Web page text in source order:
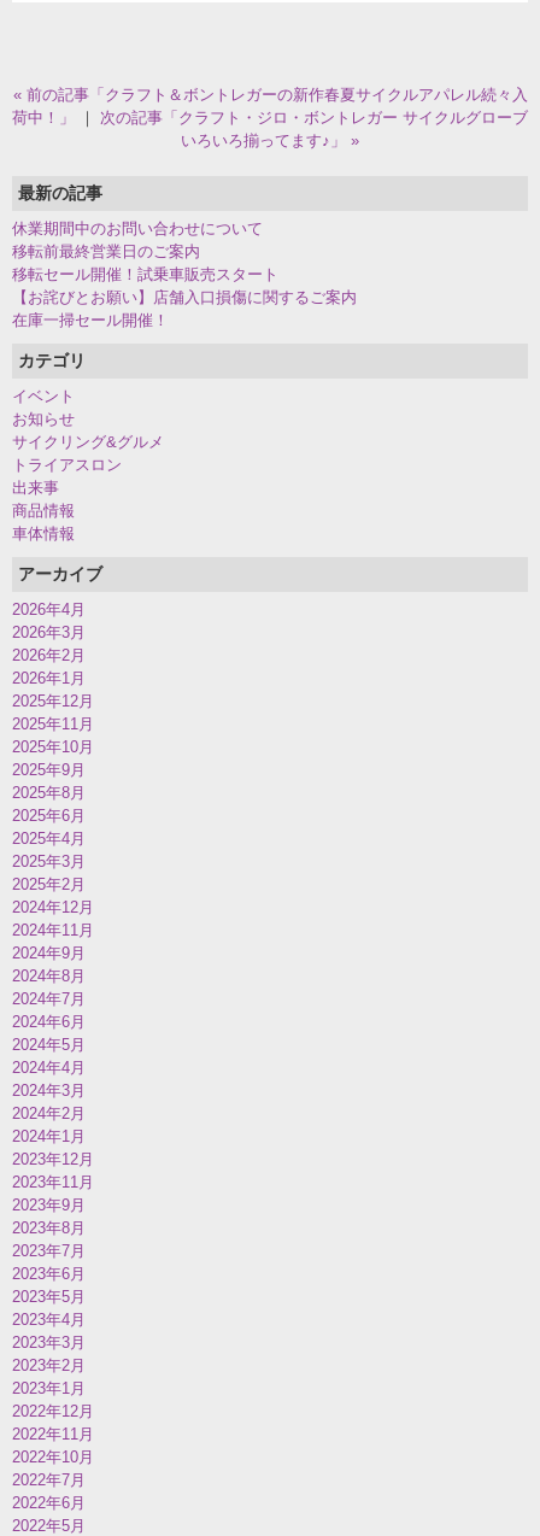
« 前の記事「クラフト＆ボントレガーの新作春夏サイクルアパレル続々入
荷中！」
｜ 次の記事「クラフト・ジロ・ボントレガー サイクルグローブ
いろいろ揃ってます♪」 »
最新の記事
休業期間中のお問い合わせについて
移転前最終営業日のご案内
移転セール開催！試乗車販売スタート
【お詫びとお願い】店舗入口損傷に関するご案内
在庫一掃セール開催！
カテゴリ
イベント
お知らせ
サイクリング&グルメ
トライアスロン
出来事
商品情報
車体情報
アーカイブ
2026年4月
2026年3月
2026年2月
2026年1月
2025年12月
2025年11月
2025年10月
2025年9月
2025年8月
2025年6月
2025年4月
2025年3月
2025年2月
2024年12月
2024年11月
2024年9月
2024年8月
2024年7月
2024年6月
2024年5月
2024年4月
2024年3月
2024年2月
2024年1月
2023年12月
2023年11月
2023年9月
2023年8月
2023年7月
2023年6月
2023年5月
2023年4月
2023年3月
2023年2月
2023年1月
2022年12月
2022年11月
2022年10月
2022年7月
2022年6月
2022年5月